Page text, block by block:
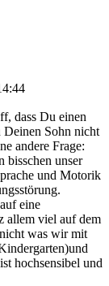
dass Du einen
Deinen Sohn nicht
andere Frage:
bisschen unser
und Motorik
eine
allem viel auf dem
was wir mit
hochsensibel und